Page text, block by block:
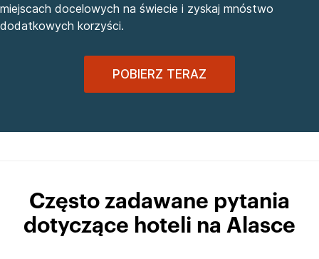
miejscach docelowych na świecie i zyskaj mnóstwo
dodatkowych korzyści.
POBIERZ TERAZ
Często zadawane pytania
dotyczące hoteli na Alasce